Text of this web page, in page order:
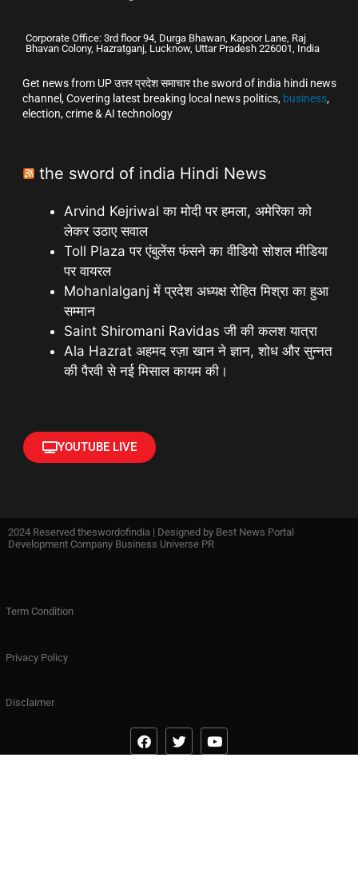
Corporate Office: 3rd floor 94, Durga Bhawan, Kapoor Lane, Raj
Bhavan Colony, Hazratganj, Lucknow, Uttar Pradesh 226001, India
Get news from UP उत्तर प्रदेश समाचार the sword of india hindi news
channel, Covering latest breaking local news politics, business,
election, crime & AI technology
the sword of india Hindi News
Arvind Kejriwal का मोदी पर हमला, अमेरिका को
लेकर उठाए सवाल
Toll Plaza पर एंबुलेंस फंसने का वीडियो सोशल मीडिया
पर वायरल
Mohanlalganj में प्रदेश अध्यक्ष रोहित मिश्रा का हुआ
सम्मान
Saint Shiromani Ravidas जी की कलश यात्रा
Ala Hazrat अहमद रज़ा खान ने ज्ञान, शोध और सुन्नत
की पैरवी से नई मिसाल कायम की।
YOUTUBE LIVE
2024 Reserved theswordofindia | Designed by Best News Portal
Development Company Business Universe PR
Term Condition
Privacy Policy
Disclaimer